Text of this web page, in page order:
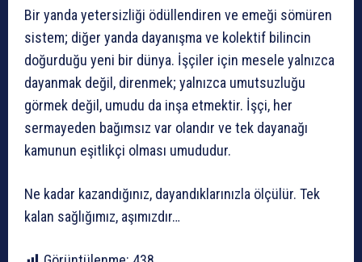
Bir yanda yetersizliği ödüllendiren ve emeği sömüren
sistem; diğer yanda dayanışma ve kolektif bilincin
doğurduğu yeni bir dünya. İşçiler için mesele yalnızca
dayanmak değil, direnmek; yalnızca umutsuzluğu
görmek değil, umudu da inşa etmektir. İşçi, her
sermayeden bağımsız var olandır ve tek dayanağı
kamunun eşitlikçi olması umududur.
Ne kadar kazandığınız, dayandıklarınızla ölçülür. Tek
kalan sağlığımız, aşımızdır…